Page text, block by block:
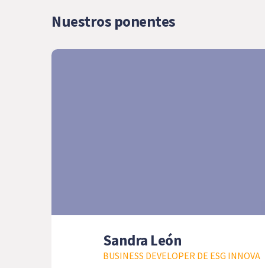
Nuestros ponentes
Sandra León
BUSINESS DEVELOPER DE ESG INNOVA